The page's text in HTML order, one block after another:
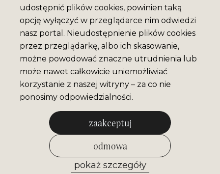
udostępnić plików cookies, powinien taką
opcję wyłączyć w przeglądarce nim odwiedzi
nasz portal. Nieudostępnienie plików cookies
przez przeglądarkę, albo ich skasowanie,
możne powodować znaczne utrudnienia lub
może nawet całkowicie uniemożliwiać
korzystanie z naszej witryny – za co nie
ponosimy odpowiedzialności.
zaakceptuj
odmowa
pokaż szczegóły